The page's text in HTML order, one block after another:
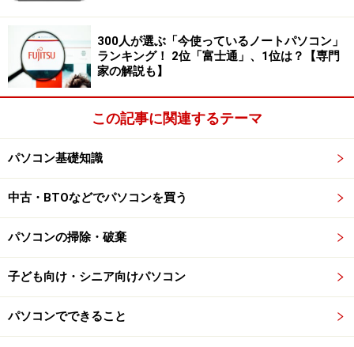
300人が選ぶ「今使っているノートパソコン」
ランキング！ 2位「富士通」、1位は？【専門
家の解説も】
この記事に関連するテーマ
パソコン基礎知識
中古・BTOなどでパソコンを買う
パソコンの掃除・破棄
子ども向け・シニア向けパソコン
パソコンでできること